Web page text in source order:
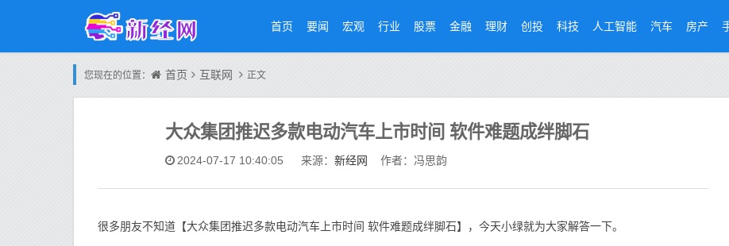
首页 要闻 宏观 行业 股票 金融 理财 创投 科技 人工智能 汽车 房产
您现在的位置： 首页 互联网 正文
大众集团推迟多款电动汽车上市时间 软件难题成绊脚石
2024-07-17 10:40:05 来源： 新经网 作者：冯思韵
很多朋友不知道【大众集团推迟多款电动汽车上市时间 软件难题成绊脚石】，今天小绿就为大家解答一下。